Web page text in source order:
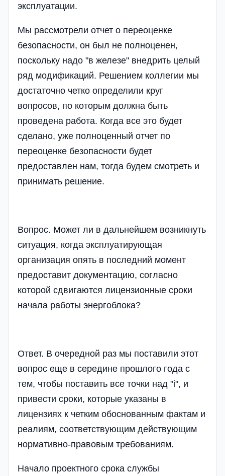
эксплуатации.
Мы рассмотрели отчет о переоценке
безопасности, он был не полноценен,
поскольку надо "в железе" внедрить целый
ряд модификаций. Решением коллегии мы
достаточно четко определили круг
вопросов, по которым должна быть
проведена работа. Когда все это будет
сделано, уже полноценный отчет по
переоценке безопасности будет
предоставлен нам, тогда будем смотреть и
принимать решение.
Вопрос. Может ли в дальнейшем возникнуть
ситуация, когда эксплуатирующая
организация опять в последний момент
предоставит документацию, согласно
которой сдвигаются лицензионные сроки
начала работы энергоблока?
Ответ. В очередной раз мы поставили этот
вопрос еще в середине прошлого года с
тем, чтобы поставить все точки над "і", и
привести сроки, которые указаны в
лицензиях к четким обоснованным фактам и
реалиям, соответствующим действующим
нормативно-правовым требованиям.
Начало проектного срока службы